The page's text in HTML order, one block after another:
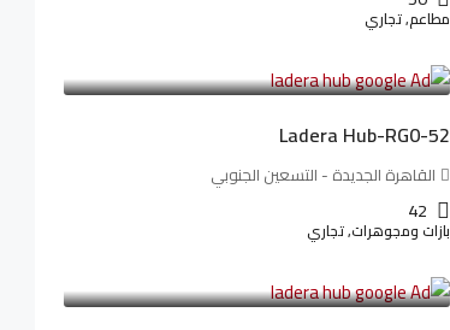
مطاعم, تجاري
Ladera Hub-RG0-52
القاهرة الجديدة - التسعين الجنوبي
42
بازات ومجوهرات, تجاري